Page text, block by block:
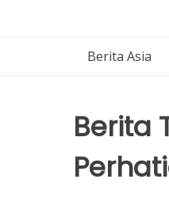
Berita Asia
Berita